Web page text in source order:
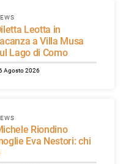
in
a Villa Musa
Lago di Como
Agosto 2026
Eva Nestori: chi